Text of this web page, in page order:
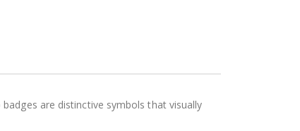
are distinctive symbols that visually